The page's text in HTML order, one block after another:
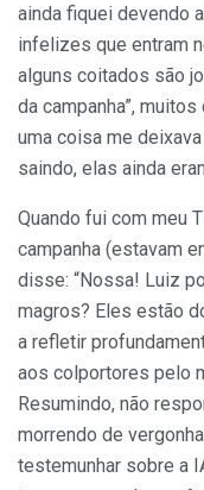
ainda fiquei devendo
infelizes que entram
alguns coitados são
da campanha”,
uma coisa me
saindo, elas ainda
Quando fui com meu
campanha (estavam
disse: “Nossa! Luiz
magros? Eles estão
a refletir
aos colportores pelo
Resumindo, não
morrendo de
testemunhar sobre a